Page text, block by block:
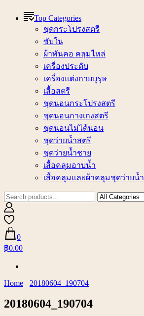
Top Categories
ชุดกระโปรงสตรี
ซับใน
ผ้าพันคอ คลุมไหล่
เครื่องประดับ
เครื่องแต่งกายบุรุษ
เสื้อสตรี
ชุดนอนกระโปรงสตรี
ชุดนอนกางเกงสตรี
ชุดนอนไม่ได้นอน
ชุดว่ายน้ำสตรี
ชุดว่ายน้ำชาย
เสื้อคลุมอาบน้ำ
เสื้อคลุมและผ้าคลุมชุดว่ายน้ำ
0
฿0.00
Home 20180604_190704
20180604_190704